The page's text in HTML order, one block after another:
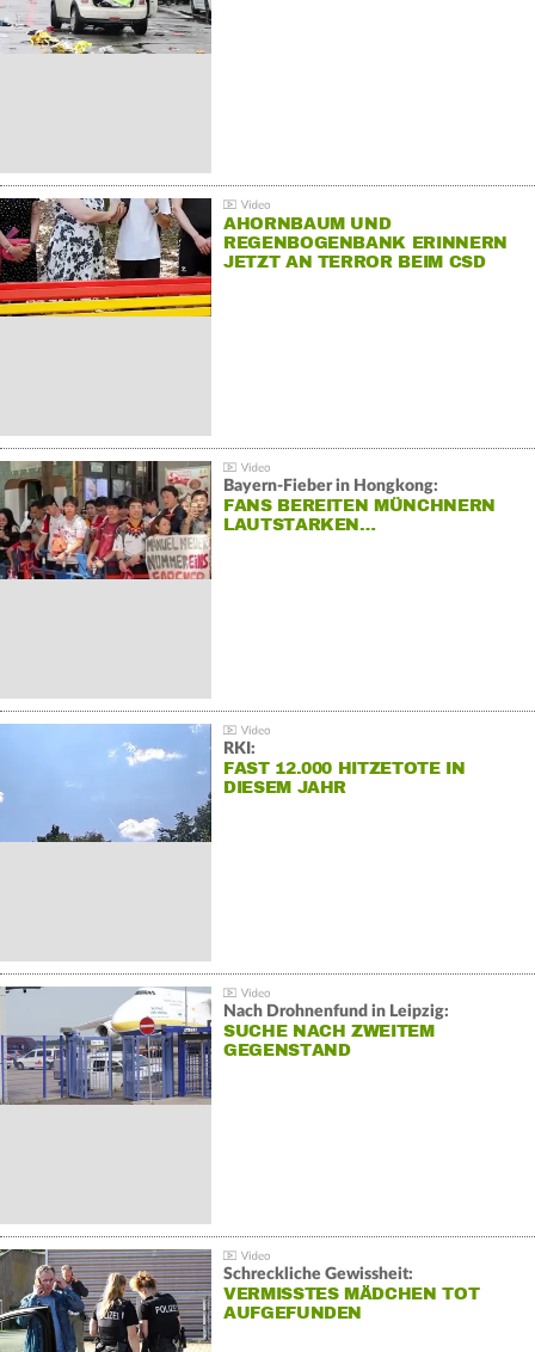
AHORNBAUM UND
REGENBOGENBANK ERINNERN
JETZT AN TERROR BEIM CSD
Bayern-Fieber in Hongkong:
FANS BEREITEN MÜNCHNERN
LAUTSTARKEN…
RKI:
FAST 12.000 HITZETOTE IN
DIESEM JAHR
Nach Drohnenfund in Leipzig:
SUCHE NACH ZWEITEM
GEGENSTAND
Schreckliche Gewissheit:
VERMISSTES MÄDCHEN TOT
AUFGEFUNDEN